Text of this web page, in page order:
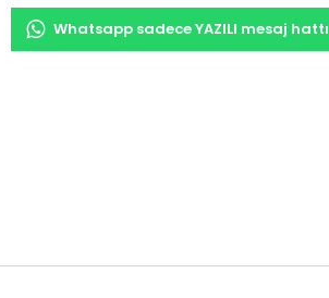
Whatsapp sadece YAZILI mesaj hattı